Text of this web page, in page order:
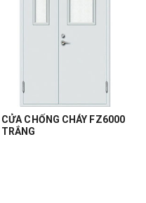
CỬA CHỐNG CHÁY FZ6000
TRẮNG